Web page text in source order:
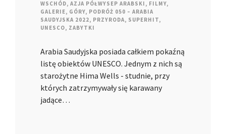
WSCHÓD, AZJA PÓŁWYSEP ARABSKI , FILMY,
GALERIE, GÓRY, PODRÓŻ 050 – ARABIA
SAUDYJSKA 2022, PRZYRODA, SUPERHIT,
UNESCO, ZABYTKI
Arabia Saudyjska posiada całkiem pokaźną
listę obiektów UNESCO. Jednym z nich są
starożytne Hima Wells - studnie, przy
których zatrzymywały się karawany
jadące…